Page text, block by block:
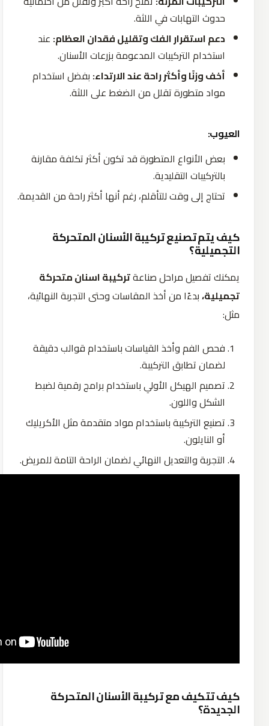
حدوث التهابات في اللثة.
دعم استقرار الفك وتقليل فقدان العظام: عند
استخدام التركيبات المدعومة بزرعات الأسنان.
أخف وزنًا وأكثر راحة عند الارتداء: بفضل استخدام
مواد متطورة تقلل من الضغط على اللثة.
العيوب:
بعض الأنواع المتطورة قد تكون أكثر تكلفة مقارنة
بالتركيبات التقليدية.
تحتاج إلى وقت للتأقلم، رغم أنها أكثر راحة من القديمة.
كيف يتم تصنيع تركيبة الأسنان المتحركة
التجميلية؟
يمكنك تفصيل مراحل صناعةتركيبة اسنان متحركة
تجميلية،بدءًا من أخذ المقاسات وحتى التجربة النهائية،
مثل:
فحص الفم وأخذ القياسات باستخدام قوالب دقيقة
لضمان تطابق التركيبة.
تصميم الهيكل الأولي باستخدام برامج رقمية لضبط
الشكل واللون.
تصنيع التركيبة باستخدام مواد متقدمة مثل الأكريليك
أو النايلون.
التجربة والتعديل النهائي لضمان الراحة التامة للمريض.
كيف تتكيف مع تركيبة الأسنان المتحركة
الجديدة؟